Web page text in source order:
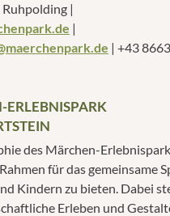
|
|
| +43 8663
ERLEBNISPARK
des Märchen-
für das gemeinsame
Kindern zu bieten. Dabei
Erleben und